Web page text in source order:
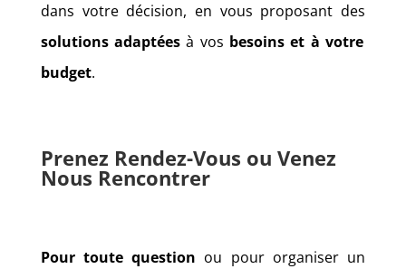
dans votre décision, en vous proposant des
solutions adaptées à vos besoins et à votre
budget.
Prenez Rendez-Vous ou Venez
Nous Rencontrer
Pour toute question ou pour organiser un